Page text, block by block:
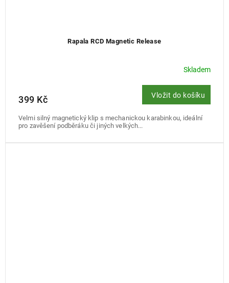
Rapala RCD Magnetic Release
Skladem
399 Kč Vložit do košíku
Velmi silný magnetický klip s mechanickou karabinkou, ideální
pro zavěšení podběráku či jiných velkých...